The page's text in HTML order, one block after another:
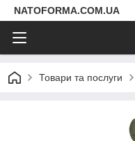
NATOFORMA.COM.UA
Товари та послуги